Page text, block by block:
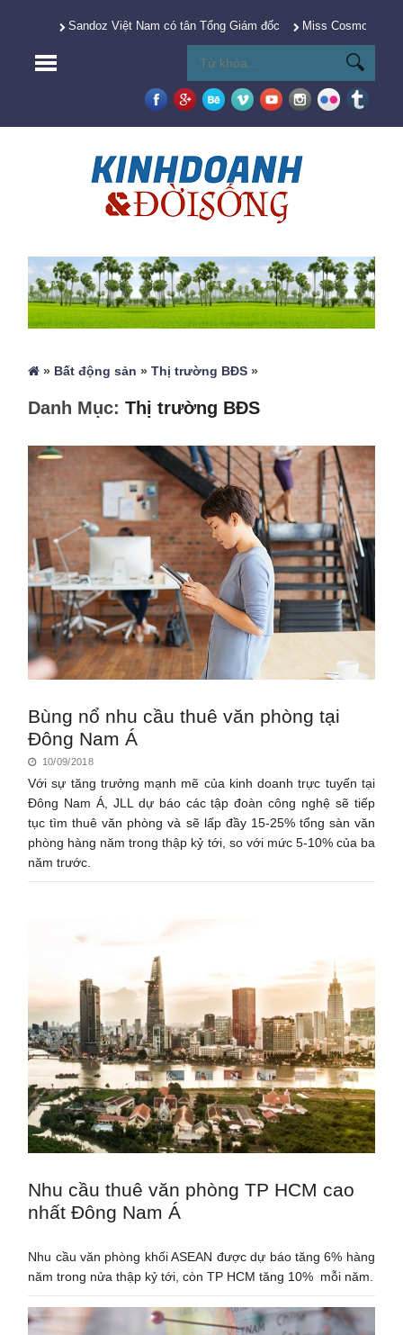
Sandoz Việt Nam có tân Tổng Giám đốc Miss Cosmo 2025
» Bất động sản »Thị trường BĐS »
Danh Mục:Thị trường BĐS
Bùng nổ nhu cầu thuê văn phòng tại
Đông Nam Á
10/09/2018
Với sự tăng trưởng mạnh mẽ của kinh doanh trực tuyến tại
Đông Nam Á, JLL dự báo các tập đoàn công nghệ sẽ tiếp
tục tìm thuê văn phòng và sẽ lấp đầy 15-25% tổng sàn văn
phòng hàng năm trong thập kỷ tới, so với mức 5-10% của ba
năm trước.
Nhu cầu thuê văn phòng TP HCM cao
nhất Đông Nam Á
Nhu cầu văn phòng khối ASEAN được dự báo tăng 6% hàng
năm trong nửa thập kỷ tới, còn TP HCM tăng 10% mỗi năm.